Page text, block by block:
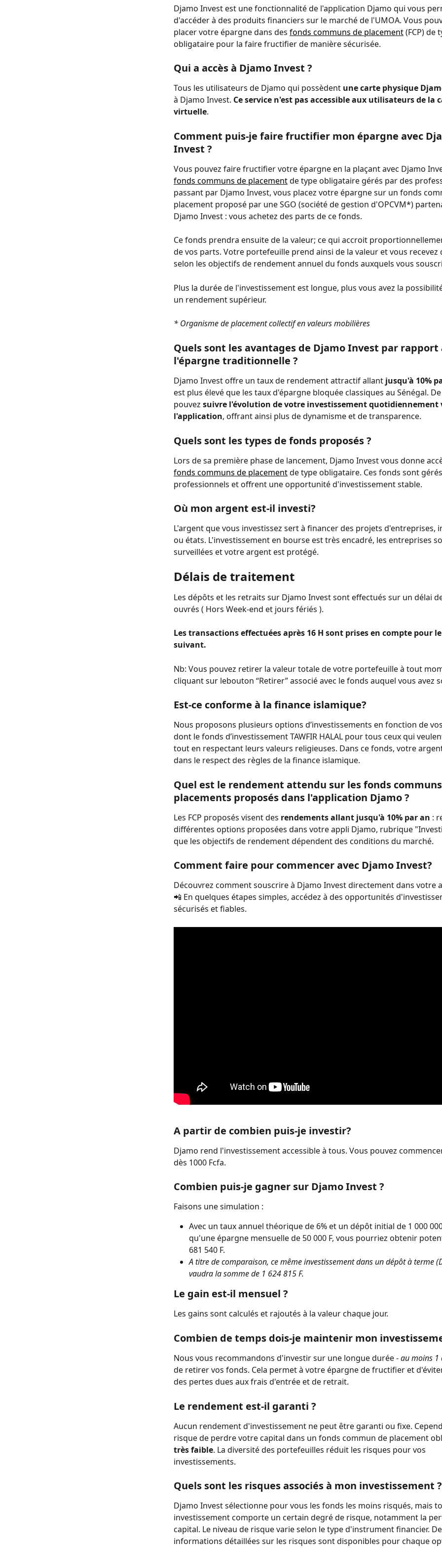
Djamo Invest est une fonctionnalité de l'application Djamo qui vous
d'accéder à des produits financiers sur le marché de l'UMOA. Vous
placer votre épargne dans des fonds communs de placement (FCP) de
obligataire pour la faire fructifier de manière sécurisée.
Qui a accès à Djamo Invest ?
Tous les utilisateurs de Djamo qui possèdent une carte physique
à Djamo Invest. Ce service n'est pas accessible aux utilisateurs de la
virtuelle.
Comment puis-je faire fructifier mon épargne avec
Invest ?
Vous pouvez faire fructifier votre épargne en la plaçant avec Djamo
fonds communs de placement de type obligataire gérés par des
passant par Djamo Invest, vous placez votre épargne sur un fonds
placement proposé par une SGO (société de gestion d'OPCVM*)
Djamo Invest : vous achetez des parts de ce fonds.
Ce fonds prendra ensuite de la valeur; ce qui accroit
de vos parts. Votre portefeuille prend ainsi de la valeur et vous recevez
selon les objectifs de rendement annuel du fonds auxquels vous
Plus la durée de l'investissement est longue, plus vous avez la
un rendement supérieur.
* Organisme de placement collectif en valeurs mobilières
Quels sont les avantages de Djamo Invest par rapport
l'épargne traditionnelle ?
Djamo Invest offre un taux de rendement attractif allant jusqu'à 10%
est plus élevé que les taux d'épargne bloquée classiques au Sénégal.
pouvez suivre l'évolution de votre investissement quotidiennement
l'application, offrant ainsi plus de dynamisme et de transparence.
Quels sont les types de fonds proposés ?
Lors de sa première phase de lancement, Djamo Invest vous donne
fonds communs de placement de type obligataire. Ces fonds sont
professionnels et offrent une opportunité d'investissement stable.
Où mon argent est-il investi?
L'argent que vous investissez sert à financer des projets d'entreprises,
ou états. L'investissement en bourse est très encadré, les entreprises
surveillées et votre argent est protégé.
Délais de traitement
Les dépôts et les retraits sur Djamo Invest sont effectués sur un délai
ouvrés ( Hors Week-end et jours fériés ).
Les transactions effectuées après 16 H sont prises en compte pour
suivant.
Nb: Vous pouvez retirer la valeur totale de votre portefeuille à tout
cliquant sur lebouton “Retirer” associé avec le fonds auquel vous avez
Est-ce conforme à la finance islamique?
Nous proposons plusieurs options d’investissements en fonction de
dont le fonds d’investissement TAWFIR HALAL pour tous ceux qui
tout en respectant leurs valeurs religieuses. Dans ce fonds, votre
dans le respect des règles de la finance islamique.
Quel est le rendement attendu sur les fonds
placements proposés dans l'application Djamo ?
Les FCP proposés visent des rendements allant jusqu'à 10% par an :
différentes options proposées dans votre appli Djamo, rubrique
que les objectifs de rendement dépendent des conditions du marché.
Comment faire pour commencer avec Djamo Invest?
Découvrez comment souscrire à Djamo Invest directement dans votre
📲 En quelques étapes simples, accédez à des opportunités
sécurisés et fiables.
A partir de combien puis-je investir?
Djamo rend l'investissement accessible à tous. Vous pouvez
dès 1000 Fcfa.
Combien puis-je gagner sur Djamo Invest ?
Faisons une simulation :
Avec un taux annuel théorique de 6% et un dépôt initial de 1 000 000
qu'une épargne mensuelle de 50 000 F, vous pourriez obtenir
681 540 F.
A titre de comparaison, ce même investissement dans un dépôt à terme
vaudra la somme de 1 624 815 F.
Le gain est-il mensuel ?
Les gains sont calculés et rajoutés à la valeur chaque jour.
Combien de temps dois-je maintenir mon
Nous vous recommandons d'investir sur une longue durée - au moins 1
de retirer vos fonds. Cela permet à votre épargne de fructifier et
des pertes dues aux frais d'entrée et de retrait.
Le rendement est-il garanti ?
Aucun rendement d'investissement ne peut être garanti ou fixe.
risque de perdre votre capital dans un fonds commun de placement
très faible. La diversité des portefeuilles réduit les risques pour vos
investissements.
Quels sont les risques associés à mon investissement ?
Djamo Invest sélectionne pour vous les fonds les moins risqués, mais
investissement comporte un certain degré de risque, notamment la
capital. Le niveau de risque varie selon le type d'instrument financier.
informations détaillées sur les risques sont disponibles pour chaque